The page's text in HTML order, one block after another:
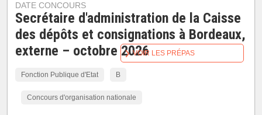
DATE CONCOURS
Secrétaire d'administration de la Caisse
des dépôts et consignations à Bordeaux,
externe – octobre 2026
Fonction Publique d'Etat B
Concours d'organisation nationale
VOIR LES PRÉPAS